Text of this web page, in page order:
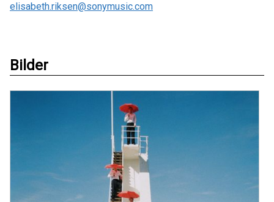
elisabeth.riksen@sonymusic.com
Bilder